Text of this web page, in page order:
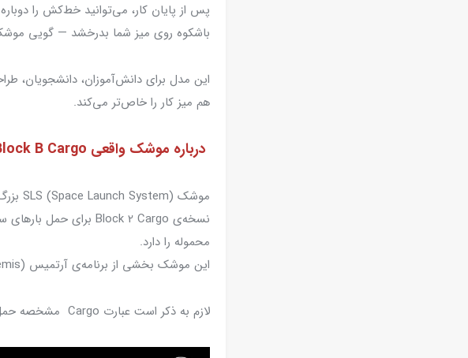
پس از پایان کار، می‌توانید خط‌کش را
باشکوه روی میز شما بدرخشد — گویی
این مدل برای دانش‌آموزان، دانشجویان،
هم میز کار را خاص‌تر می‌کند.
درباره موشک واقعی SLS Block B Cargo
موشک SLS (Space Launch System) بزرگ‌ترین و قدرتمندترین موشک ناسا پس از شاتل‌های فضایی است.
محموله را دارد.
این موشک بخشی از برنامه‌ی آرتمیس (Artemis) ناسا برای بازگرداندن انسان به ماه و سفرهای بین‌سیاره‌ای است.
لازم به ذکر است عبارت Cargo مشخصه حمل بار برای این موشک است.